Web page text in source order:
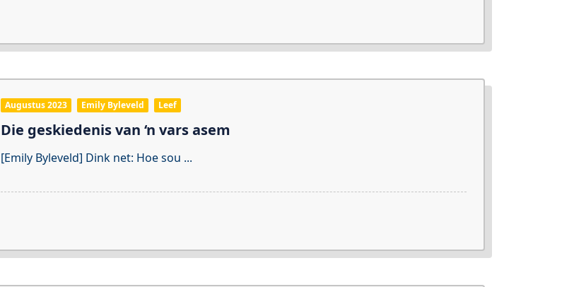
Augustus 2023 Emily Byleveld Leef
Die geskiedenis van ‘n vars asem
[Emily Byleveld] Dink net: Hoe sou ...